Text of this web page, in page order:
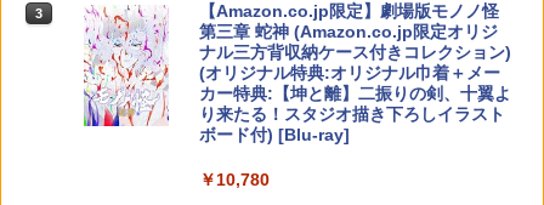
￥6,700
【ダイヤ・プラチナ会員様限定！エント
リーでポイント10倍！】【メール便発
送】【新品】任天堂 Nintendo Switch 2
ゲームソフト スプラトゥーン レイダー
3
【大容量】SILENT HILL f PS5対応 LIP1
708 互換 バッテリー【PSE基準検品】ワ
イヤレスコントローラー SONY対応 ロワ
ジャパン アストロボット Destiny 2
￥1,780
￥6,864
新劇場版銀魂 -吉原大炎上ー (完全生産限
定版)【Blu-ray】 [ 杉田智和 ]
￥7,722
3 Nintendo Switch 2(日本語・国内専用)
￥55,491
ニンテンドープリペイド番号 9000円|オ
ンラインコード版
3
【純正品】ディスクドライブ(CFI-ZDD1
J) PlayStation 5
￥11,980
トローラー ミッドナイト ブラック(CFI-
￥8,020
【純正品】Xbox 充電式バッテリー + US
B-C ケーブル
￥2,618
3
【Amazon.co.jp限定】劇場版モノノ怪
第三章 蛇神 (Amazon.co.jp限定オリジ
ナル三方背収納ケース付きコレクション)
(オリジナル特典:オリジナル巾着＋メー
カー特典:【坤と離】二振りの剣、十翼よ
り来たる！スタジオ描き下ろしイラスト
ボード付) [Blu-ray]
￥10,780